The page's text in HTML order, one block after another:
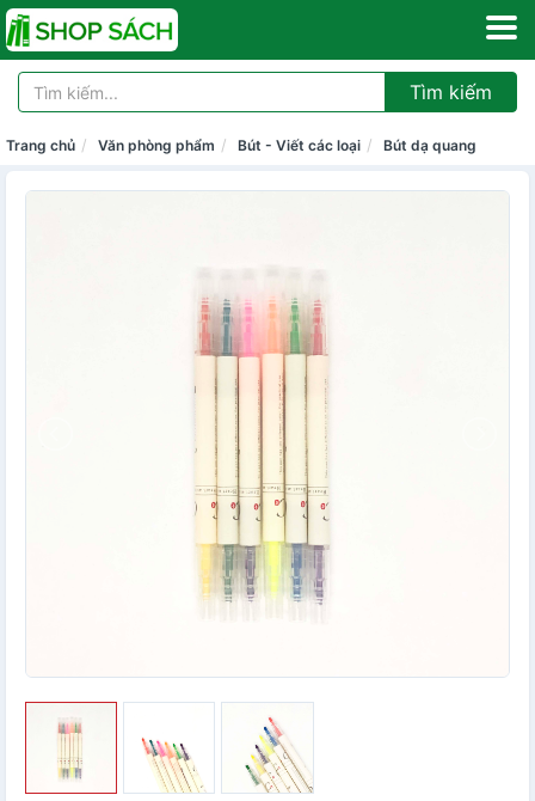
Tìm kiếm
Trang chủ Văn phòng phẩm Bút - Viết các loại Bút dạ quang